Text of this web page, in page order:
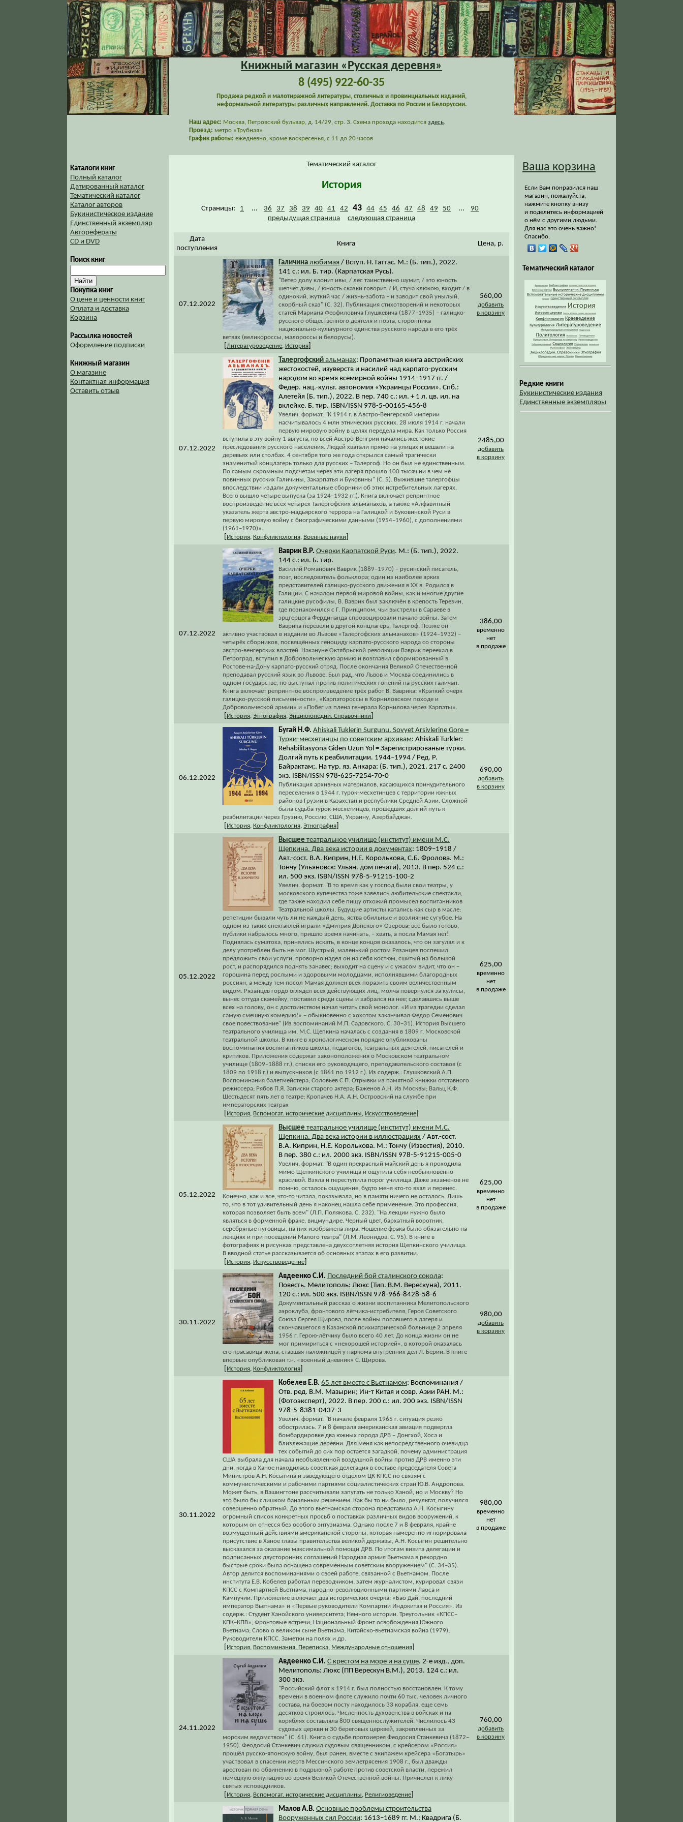
Книжный магазин «Русская деревня»
8 (495) 922-60-35
Продажа редкой и малотиражной литературы, столичных и провинциальных изданий,
неформальной литературы различных направлений. Доставка по России и Белоруссии.
Наш адрес: Москва, Петровский бульвар, д. 14/29, стр. 3. Схема прохода находится здесь.
Проезд: метро «Трубная»
График работы: ежедневно, кроме воскресенья, с 11 до 20 часов
Каталоги книг
Полный каталог
Датированный каталог
Тематический каталог
Каталог авторов
Букинистическое издание
Единственный экземпляр
Авторефераты
CD и DVD
Поиск книг
Покупка книг
О цене и ценности книг
Оплата и доставка
Корзина
Рассылка новостей
Оформление подписки
Книжный магазин
О магазине
Контактная информация
Оставить отзыв
Тематический каталог
История
Страницы: 1 ... 36 37 38 39 40 41 42 43 44 45 46 47 48 49 50 ... 90
предыдущая страница
следующая страница
Дата
поступления
Книга Цена, р.
07.12.2022
Галичина любимая / Вступ. Н. Гаттас. М.: (Б. тип.), 2022.
141 с.: ил. Б. тир. (Карпатская Русь).
"Ветер долу клонит ивы, / лес таинственно шумит, / это юность
шепчет дивы, / юность сказки говорит. / И, стуча клюкою, входит / в
одинокий, жуткий час / жизнь-забота – и заводит свой унылый,
скорбный сказ" (С. 32). Публикация стихотворений и некоторых
статей Мариана Феофиловича Глушкевича (1877–1935) – галицко-
русского общественного деятеля и поэта, сторонника
национально-культурного единства русского народа в его трёх
ветвях (великороссы, малороссы и белорусы).
Литературоведение История
560,00
добавить
в корзину
07.12.2022
Талергофский альманах: Пропамятная книга австрийских
жестокостей, изуверств и насилий над карпато-русским
народом во время всемирной войны 1914–1917 гг. /
Федер. нац.-культ. автономия «Украинцы России». Спб.:
Алетейя (Б. тип.), 2022. В пер. 740 с.: ил. + 1 л. цв. ил. на
вклейке. Б. тир. ISBN/ISSN 978-5-00165-456-8
Увелич. формат. "К 1914 г. в Австро-Венгерской империи
насчитывалось 4 млн этнических русских. 28 июля 1914 г. начали
первую мировую войну в целях передела мира. Как только Россия
вступила в эту войну 1 августа, по всей Австро-Венгрии начались жестокие
преследования русского населения. Людей хватали прямо на улицах и вешали на
деревьях или столбах. 4 сентября того же года открылся самый трагически
знаменитый концлагерь только для русских – Талергоф. Но он был не единственным.
По самым скромным подсчетам через эти лагеря прошло 100 тысяч ни в чем не
повинных русских Галичины, Закарпатья и Буковины" (С. 5). Выжившие талергофцы
впоследствии издали документальные сборники об этих истребительных лагерях.
Всего вышло четыре выпуска (за 1924–1932 гг.). Книга включает репринтное
воспроизведение всех четырёх Талергофских альманахов, а также «Алфавитный
указатель жертв австро-мадьярского террора на Галицкой и Буковинской Руси в
первую мировую войну с биографическими данными (1954–1960), с дополнениями
(1961–1970)».
История Конфликтология Военные науки
2485,00
добавить
в корзину
07.12.2022
Ваврик В.Р. Очерки Карпатской Руси. М.: (Б. тип.), 2022.
144 с.: ил. Б. тир.
Василий Романович Ваврик (1889–1970) – русинский писатель,
поэт, исследователь фольклора; один из наиболее ярких
представителей галицко-русского движения в XX в. Родился в
Галиции. С началом первой мировой войны, как и многие другие
галицкие русофилы, В. Ваврик был заключён в крепость Терезин,
где познакомился с Г. Принципом, чьи выстрелы в Сараеве в
эрцгерцога Фердинанда спровоцировали начало войны. Затем
Ваврика перевели в другой концлагерь, Талергоф. Позже он
активно участвовал в издании во Львове «Талергофских альманахов» (1924–1932) –
четырёх сборников, посвящённых геноциду карпато-русского народа со стороны
австро-венгерских властей. Накануне Октябрьской революции Ваврик переехал в
Петроград, вступил в Добровольческую армию и возглавил сформированный в
Ростове-на-Дону карпато-русский отряд. После окончания Великой Отечественной
преподавал русский язык во Львове. Был рад, что Львов и Москва соединились в
одном государстве, но выступал против политических гонений на русских галичан.
Книга включает репринтное воспроизведение трёх работ В. Ваврика: «Краткий очерк
галицко-русской письменности», «Карпатороссы в Корниловском походе и
Добровольческой армии» и «Побег из плена генерала Корнилова через Карпаты».
История Этнография Энциклопедии. Справочники
386,00
временно
нет
в продаже
06.12.2022
Бугай Н.Ф. Ahiskali Tuklerin Surgunu. Sovyet Arsivlerine Gore =
Турки-месхетинцы по советским архивам: Ahiskali Turkler:
Rehabilitasyona Giden Uzun Yol = Зарегистрированые турки.
Долгий путь к реабилитации. 1944–1994 / Ред. Р.
Байрактам;. На тур. яз. Анкара: (Б. тип.), 2021. 217 с. 2400
экз. ISBN/ISSN 978-625-7254-70-0
Публикация архивных материалов, касающихся принудительного
переселения в 1944 г. турок-месхетинцев с территории южных
районов Грузии в Казахстан и республики Средней Азии. Сложной
была судьба турок-месхетинцев, прошедших долгий путь к
реабилитации через Грузию, Россию, США, Украину, Азербайджан.
История Конфликтология Этнография
690,00
добавить
в корзину
05.12.2022
Высшее театральное училище (институт) имени М.С.
Щепкина. Два века истории в документах: 1809–1918 /
Авт.-сост. В.А. Киприн, Н.Е. Королькова, С.Б. Фролова. М.:
Тончу (Ульяновск: Ульян. дом печати), 2013. В пер. 524 с.:
ил. 500 экз. ISBN/ISSN 978-5-91215-100-2
Увелич. формат. "В то время как у господ были свои театры, у
московского купечества тоже завелись любительские спектакли,
где также находил себе пищу отхожий промысел воспитанников
Театральной школы. Будущие артисты катались как сыр в масле:
репетиции бывали чуть ли не каждый день, яства обильные и возлияние сугубое. На
одном из таких спектаклей играли «Дмитрия Донского» Озерова; все было готово,
публики набралось много, пришло время начинать, – хвать, а посла Мамая нет!
Поднялась суматоха, принялись искать, в конце концов оказалось, что он загулял и к
делу употреблен быть не мог. Шустрый, маленький ростом Рязанцев поспешил
предложить свои услуги; проворно надел он на себя костюм, сшитый на большой
рост, и распорядился поднять занавес; выходит на сцену и с ужасом видит, что он –
горошина перед рослыми и здоровыми молодцами, исполнявшими благородных
россиян, а между тем посол Мамая должен всех поразить своим величественным
видом. Рязанцев гордо оглядел всех действующих лиц, молча повернулся за кулисы,
вынес оттуда скамейку, поставил среди сцены и забрался на нее; сделавшись выше
всех на голову, он с достоинством начал читать свой монолог. «И из трагедии сделал
самую смешную комедию!» – обыкновенно с хохотом заканчивал Федор Семенович
свое повествование" (Из воспоминаний М.П. Садовского. С. 30–31). История Высшего
театрального училища им. М.С. Щепкина началась с создания в 1809 г. Московской
театральной школы. В книге в хронологическом порядке опубликованы
воспоминания воспитанников школы, педагогов, театральных деятелей, писателей и
критиков. Приложения содержат законоположения о Московском театральном
училище (1809–1888 гг.), списки его руководящего, преподавательского составов (с
1809 по 1918 г.) и выпускников (с 1861 по 1912 г.). Из содерж.: Глушковский А.П.
Воспоминания балетмейстера; Соловьев С.П. Отрывки из памятной книжки отставного
режиссера; Рябов П.Я. Записки старого актера; Баженов А.Н. Из Москвы; Вальц К.Ф.
Шестьдесят пять лет в театре; Кропачев Н.А. А.Н. Островский на службе при
императорских театрах
История Вспомогат. исторические дисциплины Искусствоведение
625,00
временно
нет
в продаже
05.12.2022
Высшее театральное училище (институт) имени М.С.
Щепкина. Два века истории в иллюстрациях / Авт.-сост.
В.А. Киприн, Н.Е. Королькова. М.: Тончу (Известия), 2010.
В пер. 380 с.: ил. 2000 экз. ISBN/ISSN 978-5-91215-005-0
Увелич. формат. "В один прекрасный майский день я проходила
мимо Щепкинского училища и ощутила себя необыкновенно
красивой. Взяла и переступила порог училища. Даже экзаменов не
помню, осталось ощущение, будто меня кто-то взял и перенес.
Конечно, как и все, что-то читала, показывала, но в памяти ничего не осталось. Лишь
то, что в тот удивительный день я наконец нашла себе применение. Это профессия,
которая позволяет быть всем" (Л.П. Полякова. С. 232). "На лекции нужно было
являться в форменной фраке, вицмундире. Черный цвет, бархатный воротник,
серебряные пуговицы, на них изображена лира. Ношение фрака было обязательно на
лекциях и при посещении Малого театра" (Л.М. Леонидов. С. 95). В книге в
фотографиях и рисунках представлена двухсотлетняя история Щепкинского училища.
В вводной статье рассказывается об основных этапах в его развитии.
История Искусствоведение
625,00
временно
нет
в продаже
30.11.2022
Авдеенко С.И. Последний бой сталинского сокола:
Повесть. Мелитополь: Люкс (Тип. В.М. Верескуна), 2011.
120 с.: ил. 500 экз. ISBN/ISSN 978-966-8428-58-6
Документальный рассказ о жизни воспитанника Мелитопольского
аэроклуба, фронтового лётчика-истребителя, Героя Советского
Союза Сергея Щирова, после войны попавшего в лагеря и
скончавшегося в Казанской психиатрической больнице 2 апреля
1956 г. Герою-лётчику было всего 40 лет. До конца жизни он не
мог примириться с «нехорошей историей», в которой оказалась
его красавица-жена, ставшая наложницей у наркома внутренних дел Л. Берии. В книге
впервые опубликован т.н. «военный дневник» С. Щирова.
История Конфликтология
980,00
добавить
в корзину
30.11.2022
Кобелев Е.В. 65 лет вместе с Вьетнамом: Воспоминания /
Отв. ред. В.М. Мазырин; Ин-т Китая и совр. Азии РАН. М.:
(Фотоэксперт), 2022. В пер. 200 с.: ил. 200 экз. ISBN/ISSN
978-5-8381-0437-3
Увелич. формат. "В начале февраля 1965 г. ситуация резко
обострилась. 7 и 8 февраля американская авиация подвергла
бомбардировке два южных города ДРВ – Донгхой, Хоса и
близлежащие деревни. Для меня как непосредственного очевидца
тех событий до сих пор остается загадкой, почему администрация
США выбрала для начала необъявленной воздушной войны против ДРВ именно эти
дни, когда в Ханое находилась советская делегация в составе председателя Совета
Министров А.Н. Косыгина и заведующего отделом ЦК КПСС по связям с
коммунистическими и рабочими партиями социалистических стран Ю.В. Андропова.
Может быть, в Вашингтоне рассчитывали запугать не только Ханой, но и Москву? Но
это было бы слишком банальным решением. Как бы то ни было, результат, получился
совершенно обратный. До этого вьетнамская сторона представила А.Н. Косыгину
огромный список конкретных просьб о поставках различных видов вооружений, к
которым он отнесся без особого энтузиазма. Однако после 7 и 8 февраля, крайне
возмущенный действиями американской стороны, которая намеренно игнорировала
присутствие в Ханое главы правительства великой державы, А.Н. Косыгин решительно
высказался за оказание максимальной помощи ДРВ. По итогам визита делегации и
подписанных двусторонних соглашений Народная армия Вьетнама в рекордно
быстрые сроки была оснащена современным советским вооружением" (С. 34–35).
Автор делится воспоминаниями о своей работе, связанной с Вьетнамом. После
института Е.В. Кобелев работал переводчиком, затем журналистом, курировал связи
КПСС с Компартией Вьетнама, народно-революционными партиями Лаоса и
Кампучии. Приложение включает два исторических очерка: «Бао Дай, последний
император Вьетнама» и «Первые руководители Компартии Индокитая и Россия». Из
содерж.: Студент Ханойского университета; Немного истории. Треугольник «КПСС–
КПК–КПВ»; Фронтовые встречи; Национальный Фронт освобождения Южного
Вьетнама; Слово о великом сыне Вьетнама; Китайско-вьетнамская война (1979);
Руководители КПСС. Заметки на полях и др.
История Воспоминания. Переписка Международные отношения
980,00
временно
нет
в продаже
24.11.2022
Авдеенко С.И. С крестом на море и на суше. 2-е изд., доп.
Мелитополь: Люкс (ПП Верескун В.М.), 2013. 124 с.: ил.
300 экз.
"Российский флот к 1914 г. был полностью восстановлен. К тому
времени в военном флоте служило почти 60 тыс. человек личного
состава, на боевом посту находилось 33 корабля, еще семь
десятков строилось. Численность духовенства в войсках и на
коряблях составляла 800 священнослужителей. Числилось 43
судовых церкви и 30 береговых церквей, закрепленных за
морским ведомством" (С. 61). Книга о судьбе протоиерея Феодосия Станкевича (1872–
1950). Феодосий Станкевич служил судовым священником, с крейсером «Россия»
прошёл русско-японскую войну, был ранен, вместе с экипажем крейсера «Богатырь»
участвовал в спасении жертв Мессинского землетрясения 1908 г., был дважды
арестован по обвинению в подрывной работе против советской власти, пережил
немецкую оккупацию во время Великой Отечественной войны. Причислен к лику
святых исповедников.
История Вспомогат. исторические дисциплины Религиоведение
760,00
добавить
в корзину
Малов А.В. Основные проблемы строительства
Вооруженных сил России: 1613–1689 гг. М.: Квадрига (Б.
Ваша корзина
Если Вам понравился наш
магазин, пожалуйста,
нажмите кнопку внизу
и поделитесь информацией
о нём с другими людьми.
Для нас это очень важно!
Спасибо.
Тематический каталог
Редкие книги
Букинистические издания
Единственные экземпляры